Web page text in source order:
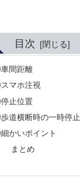
目次
間距離
マホ注視
止位置
道横断時の一時停止
かいポイント
まとめ